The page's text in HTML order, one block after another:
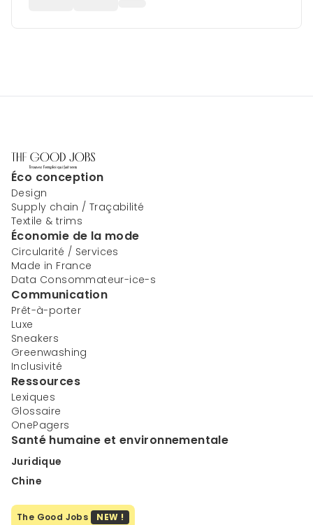
Éco conception
Design
Supply chain / Traçabilité
Textile & trims
Économie de la mode
Circularité / Services
Made in France
Data Consommateur-ice-s
Communication
Prêt-à-porter
Luxe
Sneakers
Greenwashing
Inclusivité
Ressources
Lexiques
Glossaire
OnePagers
Santé humaine et environnementale
Juridique
Chine
The Good Jobs NEW !